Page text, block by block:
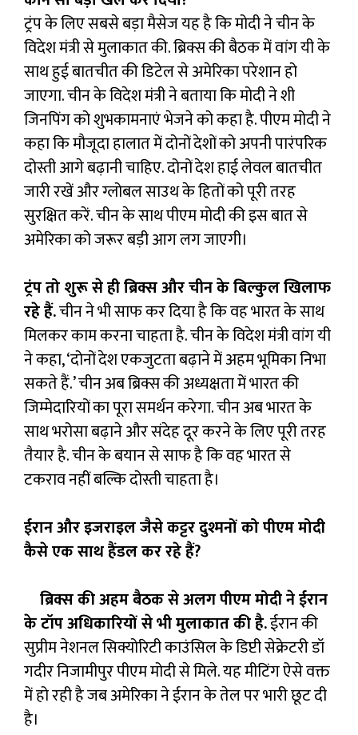
ट्रंप के लिए सबसे बड़ा मैसेज यह है कि मोदी ने चीन के
विदेश मंत्री से मुलाकात की. ब्रिक्स की बैठक में वांग यी के
साथ हुई बातचीत की डिटेल से अमेरिका परेशान हो
जाएगा. चीन के विदेश मंत्री ने बताया कि मोदी ने शी
जिनपिंग को शुभकामनाएं भेजने को कहा है. पीएम मोदी ने
कहा कि मौजूदा हालात में दोनों देशों को अपनी पारंपरिक
दोस्ती आगे बढ़ानी चाहिए. दोनों देश हाई लेवल बातचीत
जारी रखें और ग्लोबल साउथ के हितों को पूरी तरह
सुरक्षित करें. चीन के साथ पीएम मोदी की इस बात से
अमेरिका को जरूर बड़ी आग लग जाएगी।
ट्रंप तो शुरू से ही ब्रिक्स और चीन के बिल्कुल खिलाफ
रहे हैं.चीन ने भी साफ कर दिया है कि वह भारत के साथ
मिलकर काम करना चाहता है. चीन के विदेश मंत्री वांग यी
ने कहा, ‘दोनों देश एकजुटता बढ़ाने में अहम भूमिका निभा
सकते हैं.’ चीन अब ब्रिक्स की अध्यक्षता में भारत की
जिम्मेदारियों का पूरा समर्थन करेगा. चीन अब भारत के
साथ भरोसा बढ़ाने और संदेह दूर करने के लिए पूरी तरह
तैयार है. चीन के बयान से साफ है कि वह भारत से
टकराव नहीं बल्कि दोस्ती चाहता है।
ईरान और इजराइल जैसे कट्टर दुश्मनों को पीएम मोदी
कैसे एक साथ हैंडल कर रहे हैं?
ब्रिक्स की अहम बैठक से अलग पीएम मोदी ने ईरान
के टॉप अधिकारियों से भी मुलाकात की है.ईरान की
सुप्रीम नेशनल सिक्योरिटी काउंसिल के डिप्टी सेक्रेटरी डॉ
गदीर निजामीपुर पीएम मोदी से मिले. यह मीटिंग ऐसे वक्त
में हो रही है जब अमेरिका ने ईरान के तेल पर भारी छूट दी
है।